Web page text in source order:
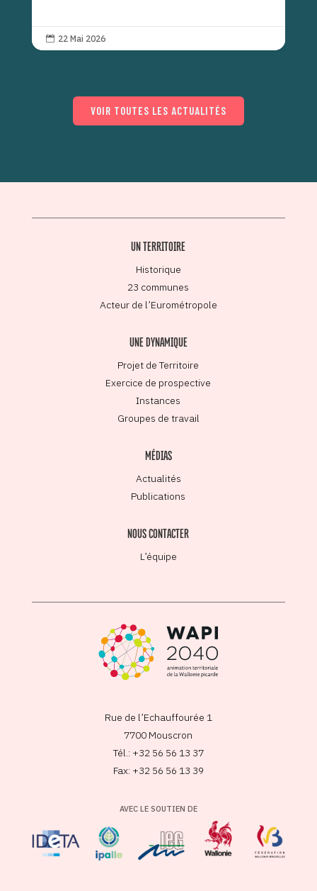
 22 Mai 2026
VOIR TOUTES LES ACTUALITÉS
UN TERRITOIRE
Historique
23 communes
Acteur de l’Eurométropole
UNE DYNAMIQUE
Projet de Territoire
Exercice de prospective
Instances
Groupes de travail
MÉDIAS
Actualités
Publications
NOUS CONTACTER
L’équipe
Rue de l’Echauffourée 1
7700 Mouscron
Tél.: +32 56 56 13 37
Fax: +32 56 56 13 39
AVEC LE SOUTIEN DE